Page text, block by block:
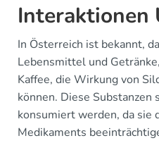
Interaktionen
In Österreich ist bekannt,
Lebensmittel und
Kaffee, die Wirkung von
können. Diese Substanzen
konsumiert werden, da sie
Medikaments